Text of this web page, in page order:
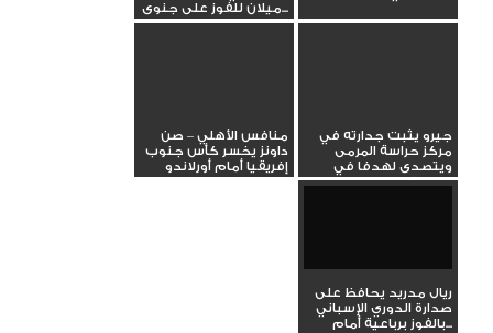
ميلان للفوز على جنوى...
جيرو يثبت جدارته في
مركز حراسة المرمى
ويتصدى لهدفا في
مباراة ميلان...
منافس الأهلي – صن
داونز يخسر كأس جنوب
إفريقيا أمام أورلاندو
بايرتس
ريال مدريد يحافظ على
صدارة الدوري الإسباني
بالفوز برباعية أمام...